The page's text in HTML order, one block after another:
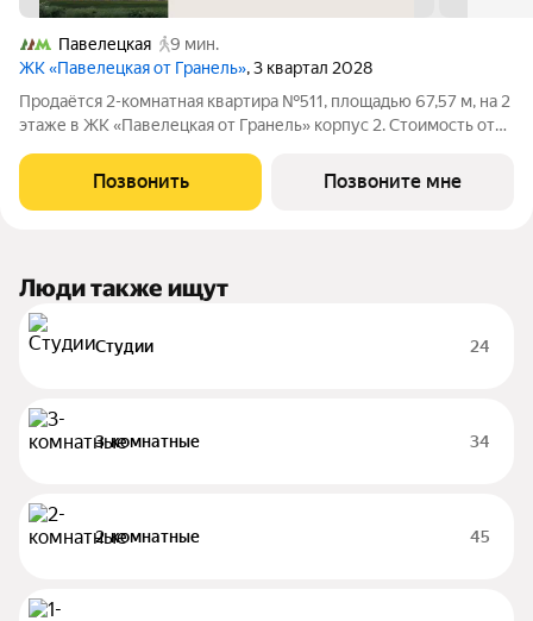
Павелецкая
9 мин.
ЖК «Павелецкая от Гранель», 3 квартал 2028
Продаётся 2-комнатная квартира №511, площадью 67,57 м, на 2
этаже в ЖК «Павелецкая от Гранель» корпус 2. Стоимость от
односторонняя, окна во двор. «Павелецкая от Гранель» проект
бизнес-класса в
Позвонить Позвоните мне
Люди также ищут
Студии 24
3-комнатные 34
2-комнатные 45